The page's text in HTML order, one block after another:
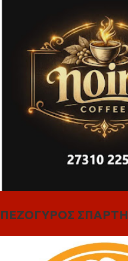
ΠΕΖΟΓΥΡΟΣ ΣΠΑΡΤΗ